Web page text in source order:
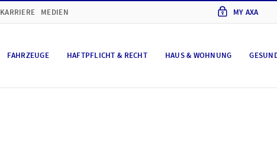
KARRIERE MEDIEN MY AXA
FAHRZEUGE HAFTPFLICHT & RECHT HAUS & WOHNUNG